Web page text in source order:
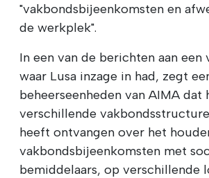
"vakbondsbijeenkomsten en
de werkplek".
In een van de berichten aan een
waar Lusa inzage in had, zegt
beheerseenheden van AIMA dat
verschillende
heeft ontvangen over het
vakbondsbijeenkomsten met
bemiddelaars, op verschillende